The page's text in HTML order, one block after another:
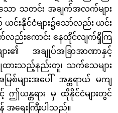
ော သတင်း အချက်အလက်များ
းနိုင်ငံများ၌သော်လည်း ယင်း
ာ်လည်းကောင်း နေထိုင်လျက်ရှိကြ
ား၏ အချုပ်အခြာအာဏာနှင့်
ြုထားသည့်နည်းတူ၊ သက်သေများ
စ်များအပေါ် အန္တရာယ် မကျ
ဤယန္တရား မှ ထိုနိုင်ငံများတွင်
အရေးကြီးပါသည်။